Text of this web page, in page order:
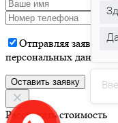
Отправляя заявку,
персональных данных
Рассчитать стоимость